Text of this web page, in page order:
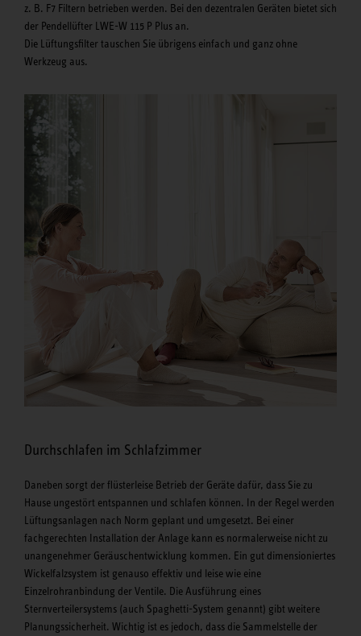
z. B. F7 Filtern betrieben werden. Bei den dezentralen Geräten bietet sich
der Pendellüfter LWE-W 115 P Plus an.
Die Lüftungsfilter tauschen Sie übrigens einfach und ganz ohne
Werkzeug aus.
Durchschlafen im Schlafzimmer
Daneben sorgt der flüsterleise Betrieb der Geräte dafür, dass Sie zu
Hause ungestört entspannen und schlafen können. In der Regel werden
Lüftungsanlagen nach Norm geplant und umgesetzt. Bei einer
fachgerechten Installation der Anlage kann es normalerweise nicht zu
unangenehmer Geräuschentwicklung kommen. Ein gut dimensioniertes
Wickelfalzsystem ist genauso effektiv und leise wie eine
Einzelrohranbindung der Ventile. Die Ausführung eines
Sternverteilersystems (auch Spaghetti-System genannt) gibt weitere
Planungssicherheit. Wichtig ist es jedoch, dass die Sammelstelle der